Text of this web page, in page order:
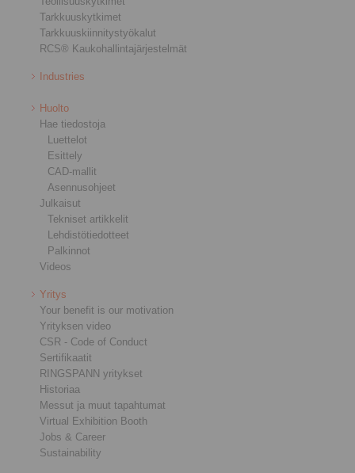
Tarkkuuskytkimet
Tarkkuuskiinnitystyökalut
RCS® Kaukohallintajärjestelmät
Industries
Huolto
Hae tiedostoja
Luettelot
Esittely
CAD-mallit
Asennusohjeet
Julkaisut
Tekniset artikkelit
Lehdistötiedotteet
Palkinnot
Videos
Yritys
Your benefit is our motivation
Yrityksen video
CSR - Code of Conduct
Sertifikaatit
RINGSPANN yritykset
Historiaa
Messut ja muut tapahtumat
Virtual Exhibition Booth
Jobs & Career
Sustainability